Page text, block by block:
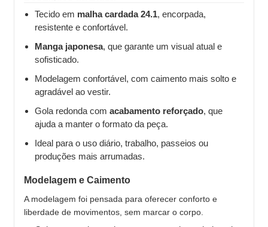
Tecido em malha cardada 24.1, encorpada,
resistente e confortável.
Manga japonesa, que garante um visual atual e
sofisticado.
Modelagem confortável, com caimento mais solto e
agradável ao vestir.
Gola redonda com acabamento reforçado, que
ajuda a manter o formato da peça.
Ideal para o uso diário, trabalho, passeios ou
produções mais arrumadas.
Modelagem e Caimento
A modelagem foi pensada para oferecer conforto e
liberdade de movimentos, sem marcar o corpo.